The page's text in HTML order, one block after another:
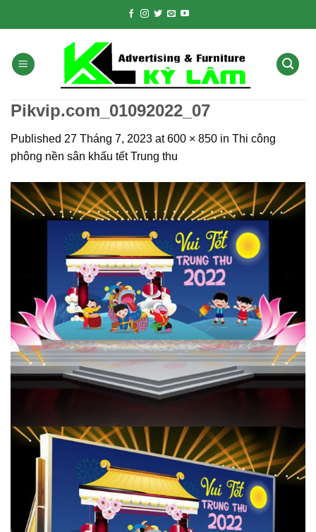
Pikvip.com_01092022_07
Published 27 Tháng 7, 2023 at600 × 850 in Thi công
phông nền sân khấu tết Trung thu